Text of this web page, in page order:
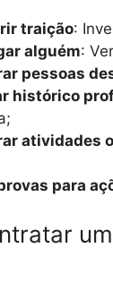
traição:
alguém:
pessoas
histórico
atividades
para